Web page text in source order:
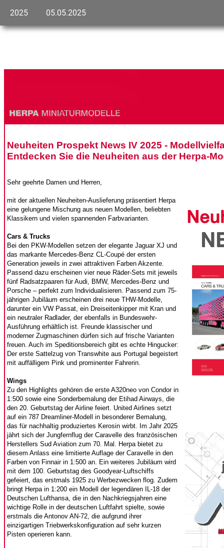
2025 05.05.2025
Neuheiten Prospekt News IV 2025 -
Entdecken Sie die Neuheiten aus der Herpa-
Sehr geehrte Damen und Herren,
mit der aktuellen Neuheiten-Auslieferung präsentiert Herpa
eine gelungene Mischung aus neuen Modellen, beliebten
Klassikern und vielen spannenden Farbvarianten.
Cars & Trucks
Bei den PKW-Modellen setzen der elegante Jaguar XJ und
das markante Mercedes-Benz CL-Coupé der ersten
Generation jeweils in zwei attraktiven Farben Akzente.
Passend dazu erscheinen vier neue Räder-Sets mit jeweils
fünf Radsatzpaaren für Audi, BMW, Mercedes-Benz und
Porsche – perfekt zum Individualisieren. Passend zum 75-
jährigen Jubiläum erscheinen drei neue THW-Modelle,
darunter ein VW Passat, ein Dreiseitenkipper mit Kran und
ein neutraler Radlader, der ebenfalls in Bundeswehr-
Ausführung erhältlich ist. Freunde klassischer und
moderner Zugmaschinen dürfen sich auf frische Varianten
freuen. Auch im Speditionsbereich gibt es echte Hingucker:
Der erste Sattelzug von Transwhite aus Portugal begeistert
mit auffälligem Pink und prominenter Fahrerin.
Wings
Zu den Highlights gehören die erste A320neo von Condor in
1:500 sowie eine Sonderbemalung der Etihad Airways, die
den 20. Geburtstag der Airline feiert. United Airlines setzt
auf ein 787 Dreamliner-Modell in besonderer Bemalung,
das für nachhaltig produziertes Kerosin wirbt. Im Jahr 2025
jährt sich der Jungfernflug der Caravelle des französischen
Herstellers Sud Aviation zum 70. Mal. Herpa bietet zu
diesem Anlass eine limitierte Auflage der Caravelle in den
Farben von Finnair in 1:500 an. Ein weiteres Jubiläum wird
mit dem 100. Geburtstag des Goodyear-Luftschiffs
gefeiert, das erstmals 1925 zu Werbezwecken flog. Zudem
bringt Herpa in 1:200 ein Modell der legendären IL-18 der
Deutschen Lufthansa, die in den Nachkriegsjahren eine
wichtige Rolle in der deutschen Luftfahrt spielte, sowie
erstmals die Antonov AN-72, die aufgrund ihrer
einzigartigen Triebwerkskonfiguration auf sehr kurzen
Pisten operieren kann.